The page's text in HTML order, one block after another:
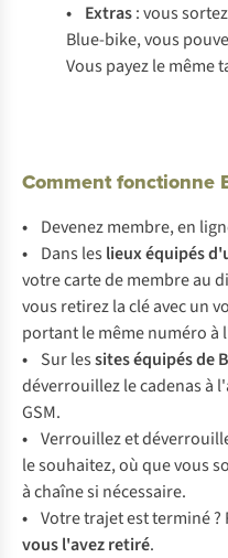
• Extras: vous
Blue-bike, vous
Vous payez le même
Comment fonctionne
• Devenez membre, en
• Dans les lieux équipés
votre carte de membre au
vous retirez la clé avec un
portant le même numéro à
• Sur lessites équipés de
déverrouillez le cadenas à
GSM.
• Verrouillez et
le souhaitez, où que vous
à chaîne si nécessaire.
• Votre trajet est terminé ?
vous l'avez retiré.